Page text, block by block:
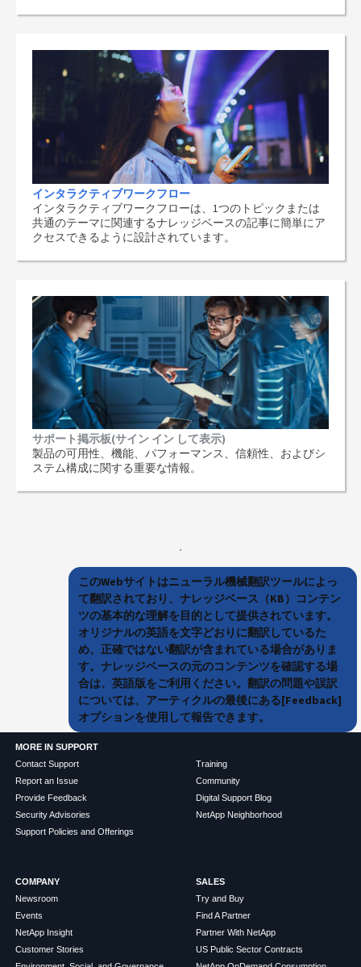
インタラクティブワークフロー
インタラクティブワークフローは、1つのトピックまたは
共通のテーマに関連するナレッジベースの記事に簡単にア
クセスできるように設計されています。
サポート掲示板(サイン イン して表示)
製品の可用性、機能、パフォーマンス、信頼性、およびシ
ステム構成に関する重要な情報。
このWebサイトはニューラル機械翻訳ツールによっ
て翻訳されており、ナレッジベース（KB）コンテン
ツの基本的な理解を目的として提供されています。
オリジナルの英語を文字どおりに翻訳しているた
め、正確ではない翻訳が含まれている場合がありま
す。ナレッジベースの元のコンテンツを確認する場
合は、英語版をご利用ください。翻訳の問題や誤訳
については、アーティクルの最後にある[Feedback]
オプションを使用して報告できます。
MORE IN SUPPORT
Contact Support
Report an Issue
Provide Feedback
Security Advisories
Support Policies and Offerings
Training
Community
Digital Support Blog
NetApp Neighborhood
COMPANY
Newsroom
Events
NetApp Insight
Customer Stories
SALES
Try and Buy
Find A Partner
Partner With NetApp
US Public Sector Contracts